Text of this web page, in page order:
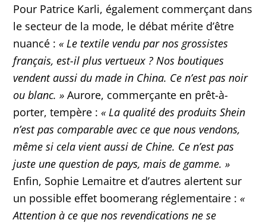
Pour Patrice Karli, également commerçant dans
le secteur de la mode, le débat mérite d’être
nuancé :« Le textile vendu par nos grossistes
français, est-il plus vertueux ? Nos boutiques
vendent aussi du made in China. Ce n’est pas noir
ou blanc. » Aurore, commerçante en prêt-à-
porter, tempère :« La qualité des produits Shein
n’est pas comparable avec ce que nous vendons,
même si cela vient aussi de Chine. Ce n’est pas
juste une question de pays, mais de gamme. »
Enfin, Sophie Lemaitre et d’autres alertent sur
un possible effet boomerang réglementaire :«
Attention à ce que nos revendications ne se